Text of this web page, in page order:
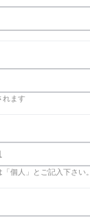
れます
個人」とご記入下さい。